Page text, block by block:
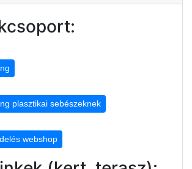
plasztikai sebészeknek
webshop